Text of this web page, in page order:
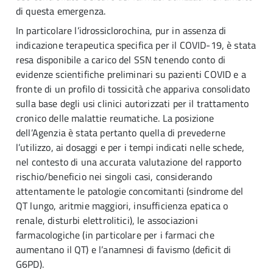
di questa emergenza.
In particolare l’idrossiclorochina, pur in assenza di
indicazione terapeutica specifica per il COVID-19, è stata
resa disponibile a carico del SSN tenendo conto di
evidenze scientifiche preliminari su pazienti COVID e a
fronte di un profilo di tossicità che appariva consolidato
sulla base degli usi clinici autorizzati per il trattamento
cronico delle malattie reumatiche. La posizione
dell’Agenzia è stata pertanto quella di prevederne
l’utilizzo, ai dosaggi e per i tempi indicati nelle schede,
nel contesto di una accurata valutazione del rapporto
rischio/beneficio nei singoli casi, considerando
attentamente le patologie concomitanti (sindrome del
QT lungo, aritmie maggiori, insufficienza epatica o
renale, disturbi elettrolitici), le associazioni
farmacologiche (in particolare per i farmaci che
aumentano il QT) e l’anamnesi di favismo (deficit di
G6PD).